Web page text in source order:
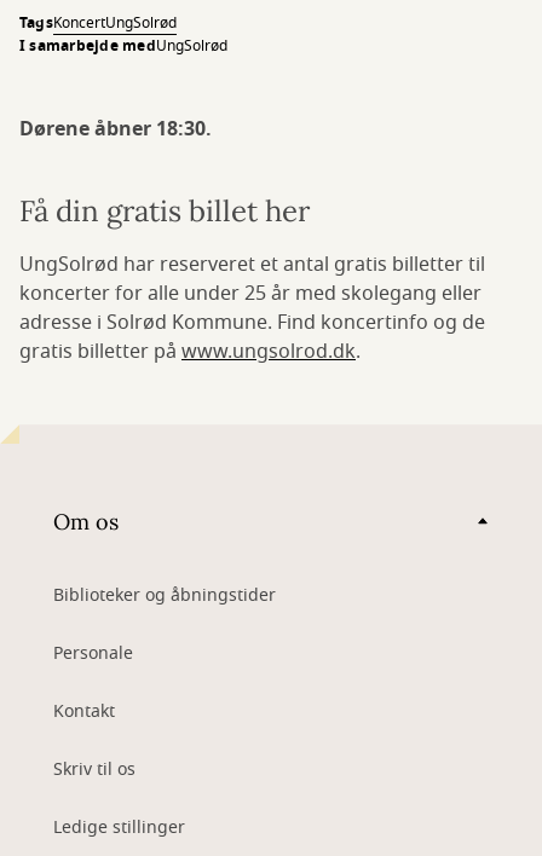
TagsKoncertUngSolrød
I samarbejde medUngSolrød
Dørene åbner 18:30.
Få din gratis billet her
UngSolrød har reserveret et antal gratis billetter til
koncerter for alle under 25 år med skolegang eller
adresse i Solrød Kommune. Find koncertinfo og de
gratis billetter på www.ungsolrod.dk.
Om os
Biblioteker og åbningstider
Personale
Kontakt
Skriv til os
Ledige stillinger